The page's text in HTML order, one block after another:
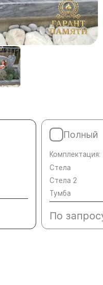
на двоих )
креста
Коелга
мрамора
черные
гранита
Полный
Комплектация:
Стела
Стела 2
Тумба
По